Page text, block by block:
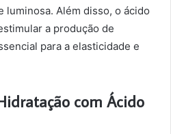
luminosa. Além disso, o ácido
a produção de
para a elasticidade e
com Ácido